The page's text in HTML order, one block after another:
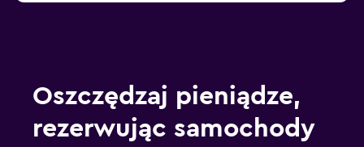
Oszczędzaj pieniądze,
rezerwując samochody